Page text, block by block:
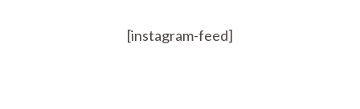
[instagram-feed]